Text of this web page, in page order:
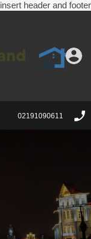
insert header and footer
02191090611